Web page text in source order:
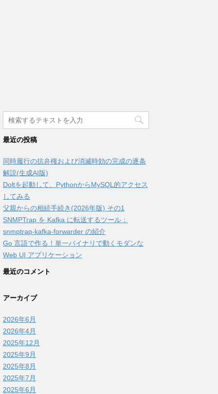
最近の投稿
同時履行の抗弁権および消滅時効の完成の逐条
解説(生成AI版)
Doltを起動して、PythonからMySQL的アクセス
してみる
父親からの相続手続き(2026年版) その1
SNMPTrap を Kafka に転送するツール：
snmptrap-kafka-forwarder の紹介
Go 言語で作る！単一バイナリで動くモダンな
Web UI アプリケーション
最近のコメント
アーカイブ
2026年6月
2026年4月
2025年12月
2025年9月
2025年8月
2025年7月
2025年6月